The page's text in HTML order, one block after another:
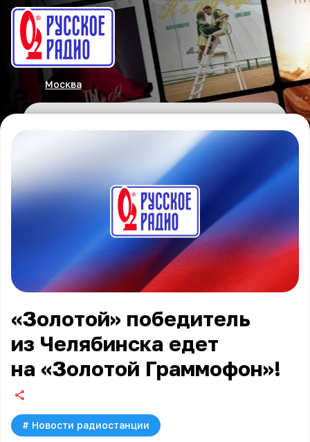
Москва
«Золотой» победитель
из Челябинска едет
на «Золотой Граммофон»!
# Новости радиостанции